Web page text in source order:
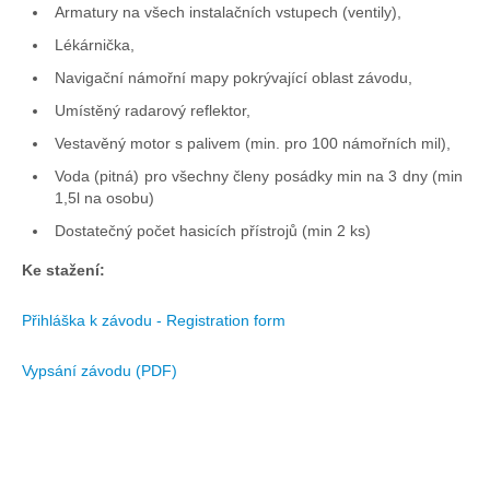
Armatury na všech instalačních vstupech (ventily),
Lékárnička,
Navigační námořní mapy pokrývající oblast závodu,
Umístěný radarový reflektor,
Vestavěný motor s palivem (min. pro 100 námořních mil),
Voda (pitná) pro všechny členy posádky min na 3 dny (min
1,5l na osobu)
Dostatečný počet hasicích přístrojů (min 2 ks)
Ke stažení:
Přihláška k závodu - Registration form
Vypsání závodu (PDF)